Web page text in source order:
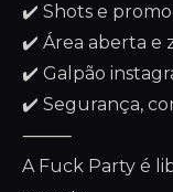
✔️ Shots e
✔️ Área aberta e
✔️ Galpão
✔️ Segurança,
⸻
A Fuck Party é